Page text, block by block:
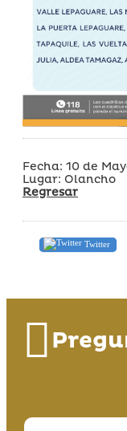
Fecha: 10 de
Lugar: Olancho
Regresar
Twitter